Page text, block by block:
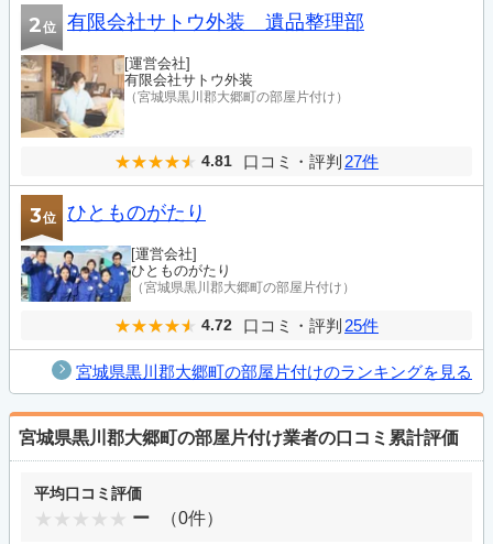
2位 有限会社サトウ外装 遺品整理部
[運営会社]
有限会社サトウ外装
（宮城県黒川郡大郷町の部屋片付け）
4.81 口コミ・評判 27件
3位 ひとものがたり
[運営会社]
ひとものがたり
（宮城県黒川郡大郷町の部屋片付け）
4.72 口コミ・評判 25件
宮城県黒川郡大郷町の部屋片付けのランキングを見る
宮城県黒川郡大郷町の部屋片付け業者の口コミ累計評価
平均口コミ評価
ー （0件）